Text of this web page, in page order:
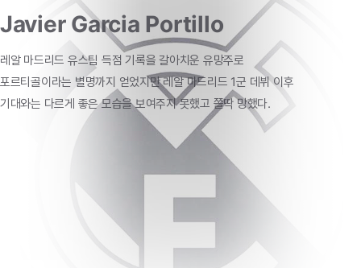
Javier Garcia Portillo
레알 마드리드 유스팀 득점 기록을 갈아치운 유망주로
포르티골이라는 별명까지 얻었지만레알마드리드 1군 데뷔이후
기대와는 다르게 좋은모습을보여주지못했고 쫄딱 망했다.